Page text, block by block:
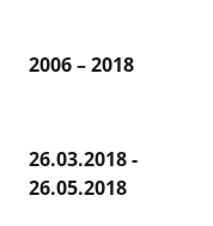
2006 – 2018
26.03.2018 -
26.05.2018